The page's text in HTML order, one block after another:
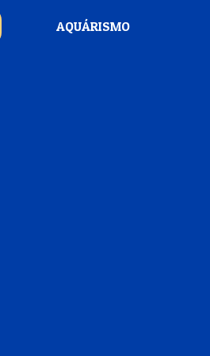
AQUÁRISMO